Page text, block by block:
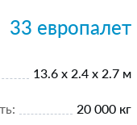
33 европалет
13.6 х 2.4 х 2.7 м
20 000 кг